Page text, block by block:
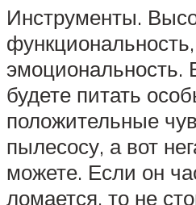
Инструменты.
эмоциональность.
будете питать
положительные
пылесосу, а вот
можете. Если он
ломается, то не